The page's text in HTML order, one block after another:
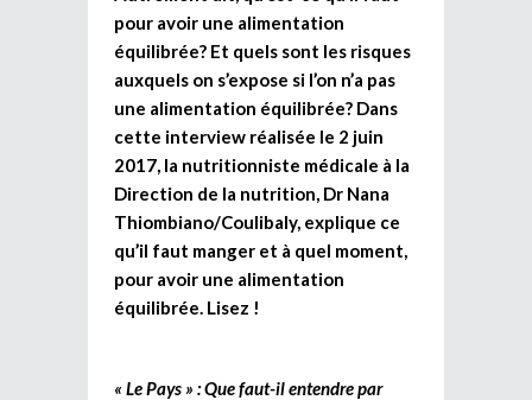
pour avoir une alimentation
équilibrée? Et quels sont les risques
auxquels on s’expose si l’on n’a pas
une alimentation équilibrée? Dans
cette interview réalisée le 2 juin
2017, la nutritionniste médicale à la
Direction de la nutrition, Dr Nana
Thiombiano/Coulibaly, explique ce
qu’il faut manger et à quel moment,
pour avoir une alimentation
équilibrée. Lisez !
« Le Pays » : Que faut-il entendre par